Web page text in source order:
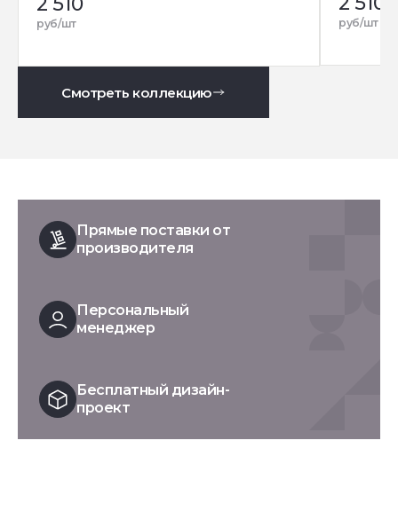
руб/шт руб/шт
Смотреть коллекцию
Прямые поставки от
производителя
Персональный
менеджер
Бесплатный дизайн-
проект